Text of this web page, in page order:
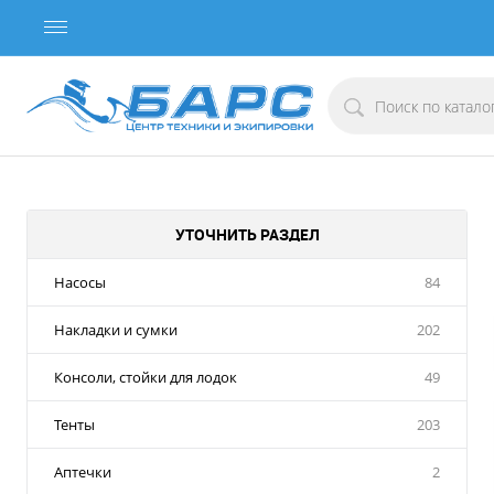
УТОЧНИТЬ РАЗДЕЛ
Насосы 84
Накладки и сумки 202
Консоли, стойки для лодок 49
Тенты 203
Аптечки 2